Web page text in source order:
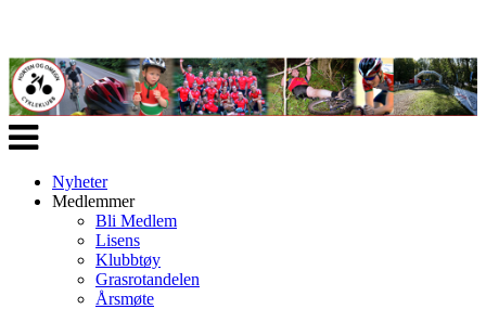
Veksle
navigasjon
Nyheter
Medlemmer
Bli Medlem
Lisens
Klubbtøy
Grasrotandelen
Årsmøte